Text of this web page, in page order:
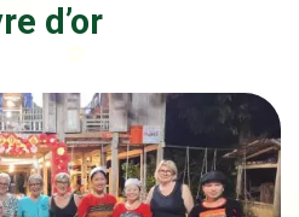
d’or